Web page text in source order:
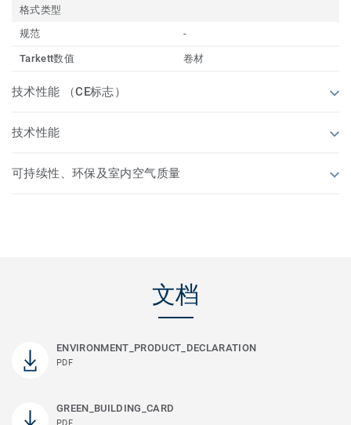
格式类型
规范
-
Tarkett数值 卷材
技术性能 （CE标志）
技术性能
可持续性、环保及室内空气质量
文档
ENVIRONMENT_PRODUCT_DECLARATION
PDF
GREEN_BUILDING_CARD